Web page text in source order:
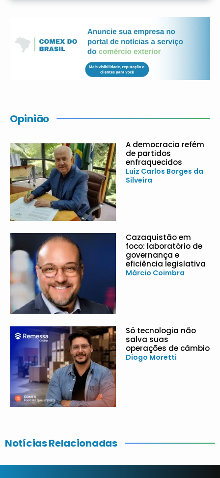
Opinião
A democracia refém
de partidos
enfraquecidos
Luiz Carlos Borges da
Silveira
Cazaquistão em
foco: laboratório de
governança e
eficiência legislativa
Márcio Coimbra
Só tecnologia não
salva suas
operações de câmbio
Diogo Moretti
Notícias Relacionadas